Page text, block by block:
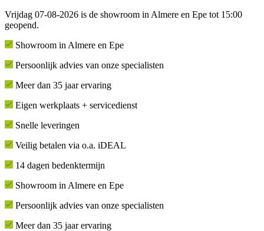
Vrijdag 07-08-2026 is de showroom in Almere en Epe tot 15:00
geopend.
Showroom in Almere en Epe
Persoonlijk advies van onze specialisten
Meer dan 35 jaar ervaring
Eigen werkplaats + servicedienst
Snelle leveringen
Veilig betalen via o.a. iDEAL
14 dagen bedenktermijn
Showroom in Almere en Epe
Persoonlijk advies van onze specialisten
Meer dan 35 jaar ervaring